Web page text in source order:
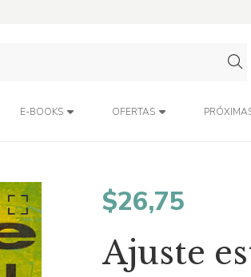
E-BOOKS OFERTAS
$26,75
Ajuste